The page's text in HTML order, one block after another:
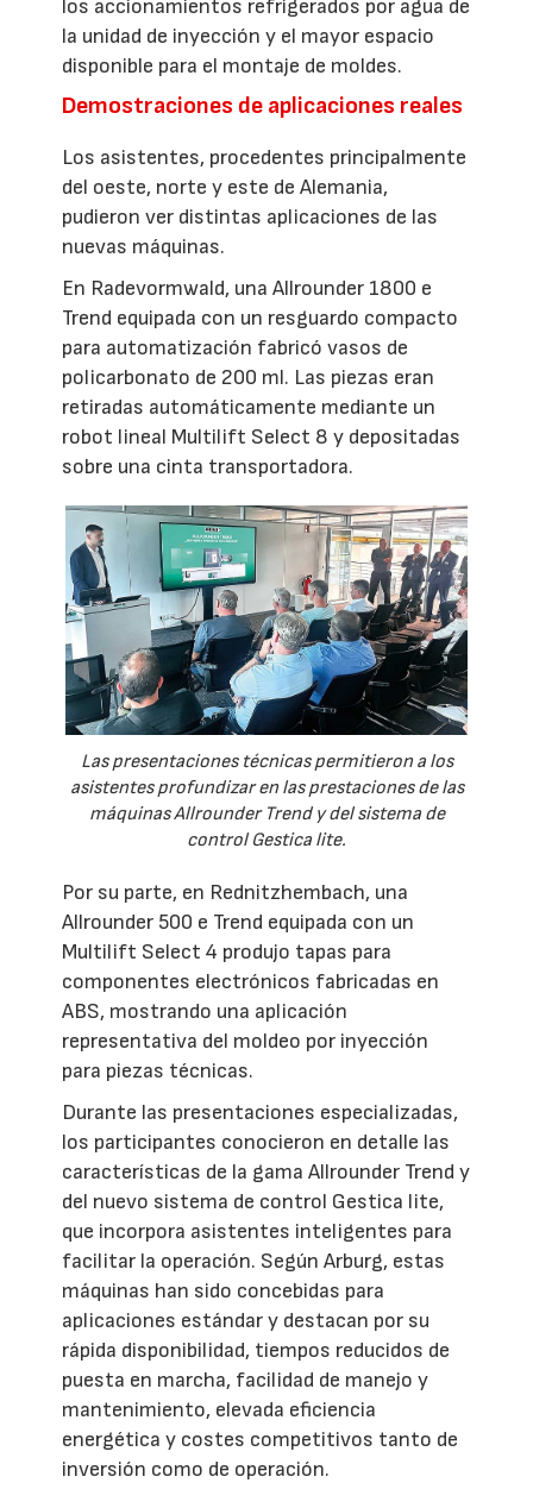
los accionamientos refrigerados por agua de
la unidad de inyección y el mayor espacio
disponible para el montaje de moldes.
Demostraciones de aplicaciones reales
Los asistentes, procedentes principalmente
del oeste, norte y este de Alemania,
pudieron ver distintas aplicaciones de las
nuevas máquinas.
En Radevormwald, una Allrounder 1800 e
Trend equipada con un resguardo compacto
para automatización fabricó vasos de
policarbonato de 200 ml. Las piezas eran
retiradas automáticamente mediante un
robot lineal Multilift Select 8 y depositadas
sobre una cinta transportadora.
Las presentaciones técnicas permitieron a los
asistentes profundizar en las prestaciones de las
máquinas Allrounder Trend y del sistema de
control Gestica lite.
Por su parte, en Rednitzhembach, una
Allrounder 500 e Trend equipada con un
Multilift Select 4 produjo tapas para
componentes electrónicos fabricadas en
ABS, mostrando una aplicación
representativa del moldeo por inyección
para piezas técnicas.
Durante las presentaciones especializadas,
los participantes conocieron en detalle las
características de la gama Allrounder Trend y
del nuevo sistema de control Gestica lite,
que incorpora asistentes inteligentes para
facilitar la operación. Según Arburg, estas
máquinas han sido concebidas para
aplicaciones estándar y destacan por su
rápida disponibilidad, tiempos reducidos de
puesta en marcha, facilidad de manejo y
mantenimiento, elevada eficiencia
energética y costes competitivos tanto de
inversión como de operación.